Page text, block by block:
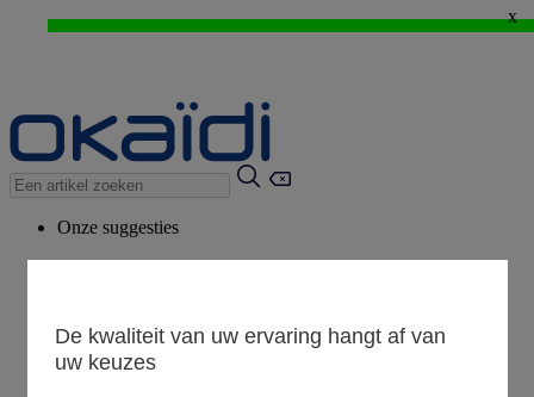
WEB ONLY: -20%* vanaf 3 aangekochte artikelen > Ik geniat ervan !
x
Onze suggesties
Bekijk alle artikelen
De kwaliteit van uw ervaring hangt af van
uw keuzes